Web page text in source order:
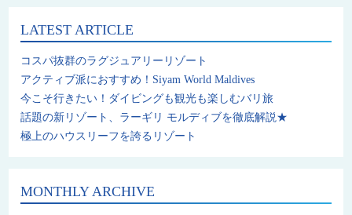
LATEST ARTICLE
コスパ抜群のラグジュアリーリゾート
アクティブ派におすすめ！Siyam World Maldives
今こそ行きたい！ダイビングも観光も楽しむバリ旅
話題の新リゾート、ラーギリ モルディブを徹底解説★
極上のハウスリーフを誇るリゾート
MONTHLY ARCHIVE